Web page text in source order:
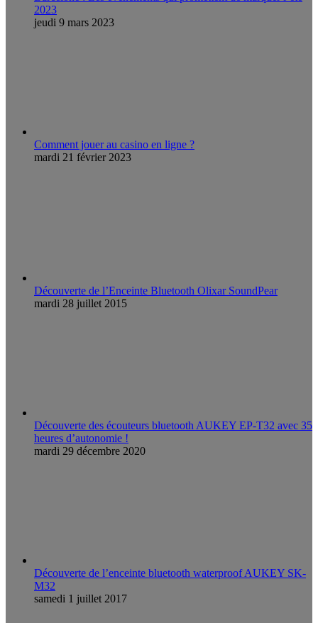
2023
jeudi 9 mars 2023
Comment jouer au casino en ligne ?
mardi 21 février 2023
Découverte de l’Enceinte Bluetooth Olixar SoundPear
mardi 28 juillet 2015
Découverte des écouteurs bluetooth AUKEY EP-T32 avec 35
heures d’autonomie !
mardi 29 décembre 2020
Découverte de l’enceinte bluetooth waterproof AUKEY SK-
M32
samedi 1 juillet 2017